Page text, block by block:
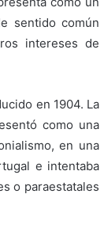
sentido común
intereses de
en 1904. La
como una
en una
e intentaba
o paraestatales